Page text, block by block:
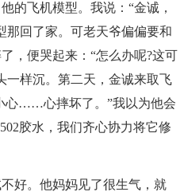
的飞机模型。我说：“金诚，
那回了家。可老天爷偏偏要和
，便哭起来：“怎么办呢?这可
一样沉。第二天，金诚来取飞
心……心摔坏了。”我以为他会
胶水，我们齐心协力将它修
好。他妈妈见了很生气，就